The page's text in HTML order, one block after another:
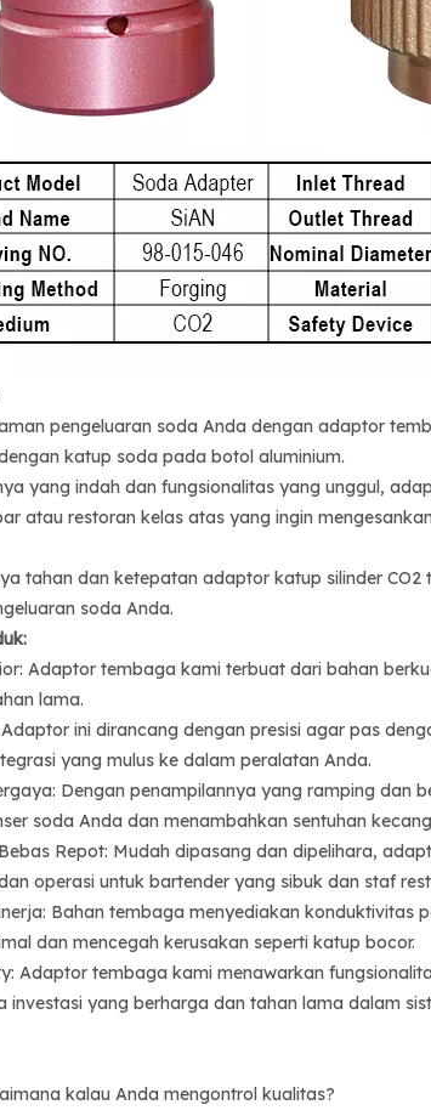
pengeluaran soda Anda dengan adaptor
katup soda pada botol aluminium.
yang indah dan fungsionalitas yang unggul,
atau restoran kelas atas yang ingin
tahan dan ketepatan adaptor katup silinder
soda Anda.
Adaptor tembaga kami terbuat dari bahan
lama.
Adaptor ini dirancang dengan presisi agar pas
yang mulus ke dalam peralatan Anda.
Dengan penampilannya yang ramping dan
soda Anda dan menambahkan sentuhan
Repot: Mudah dipasang dan dipelihara,
operasi untuk bartender yang sibuk dan staf
Bahan tembaga menyediakan konduktivitas
dan mencegah kerusakan seperti katup bocor.
Adaptor tembaga kami menawarkan
investasi yang berharga dan tahan lama dalam
kalau Anda mengontrol kualitas?